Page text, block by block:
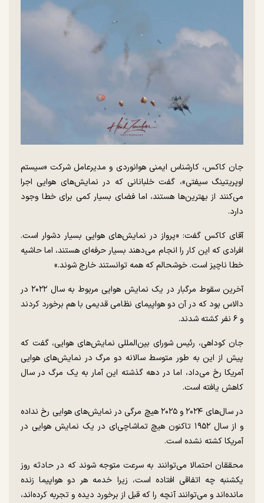
جان کاکس، کارشناس ایمنی هوانوردی و مدیرعامل شرکت «سیستم
اوپریتینگ سیفتی»، گفت خلبانانی که در نمایش‌های هوایی اجرا
می‌کنند از بهترین‌ها هستند، اما فضای بسیار کمی برای خطا وجود
دارد.
آقای کاکس گفت: «پرواز در نمایش‌های هوایی بسیار دشوار است.
افرادی که این کار را انجام می‌دهند بسیار حرفه‌ای هستند، اما حاشیه
خطا ناچیز است. خوشحالم که همه توانستند خارج شوند.»
آخرین سقوط مرگبار در یک نمایش هوایی مربوط به سال ۲۰۲۲ در
دالاس بود که در آن دو هواپیمای نظامی قدیمی با هم برخورد کردند
و ۶ نفر کشته شدند.
جان کوداهی، رئیس شورای بین‌المللی نمایش‌های هوایی، گفت که
پیش از این به طور متوسط سالانه دو مرگ در نمایش‌های هوایی
آمریکا رخ می‌داد، اما در دهه گذشته این آمار به یک مرگ در سال
کاهش یافته است.
در سال‌های ۲۰۲۴ و ۲۰۲۵ هیچ مرگی در نمایش‌های هوایی رخ نداده
و از سال ۱۹۵۲ تاکنون هیچ تماشاچی‌ای در یک نمایش هوایی در
آمریکا کشته نشده است.
محققان احتمالا می‌توانند به سرعت متوجه شوند که در حادثه روز
یکشنبه چه اتفاقی افتاده است، زیرا خدمه هر دو هواپیما زنده
مانده‌اند و می‌توانند آنچه را که قبل از برخورد دیده و تجربه کرده‌اند،